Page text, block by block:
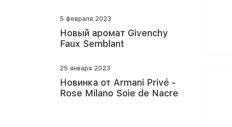
5 февраля 2023
Новый аромат Givenchy
Faux Semblant
25 января 2023
Новинка от Armani Privé -
Rose Milano Soie de Nacre